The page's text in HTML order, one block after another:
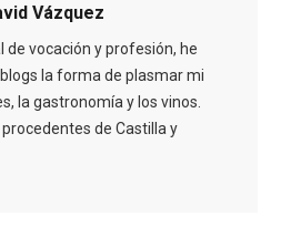
Vázquez
de vocación y profesión, he
la forma de plasmar mi
la gastronomía y los vinos.
de Castilla y
en San Miguel del